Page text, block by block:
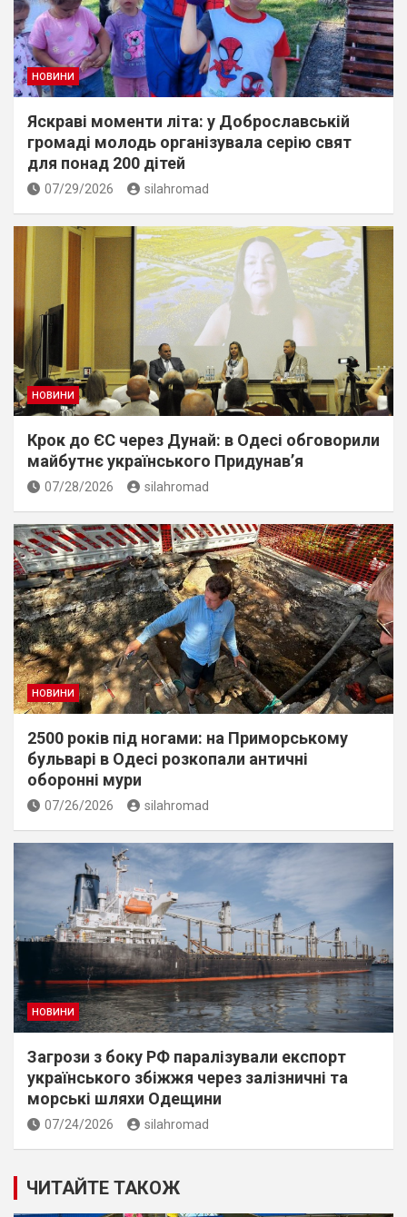
НОВИНИ
Яскраві моменти літа: у Доброславській
громаді молодь організувала серію свят
для понад 200 дітей
07/29/2026 silahromad
НОВИНИ
Крок до ЄС через Дунай: в Одесі обговорили
майбутнє українського Придунав’я
07/28/2026 silahromad
НОВИНИ
2500 років під ногами: на Приморському
бульварі в Одесі розкопали античні
оборонні мури
07/26/2026 silahromad
НОВИНИ
Загрози з боку РФ паралізували експорт
українського збіжжя через залізничні та
морські шляхи Одещини
07/24/2026 silahromad
ЧИТАЙТЕ ТАКОЖ